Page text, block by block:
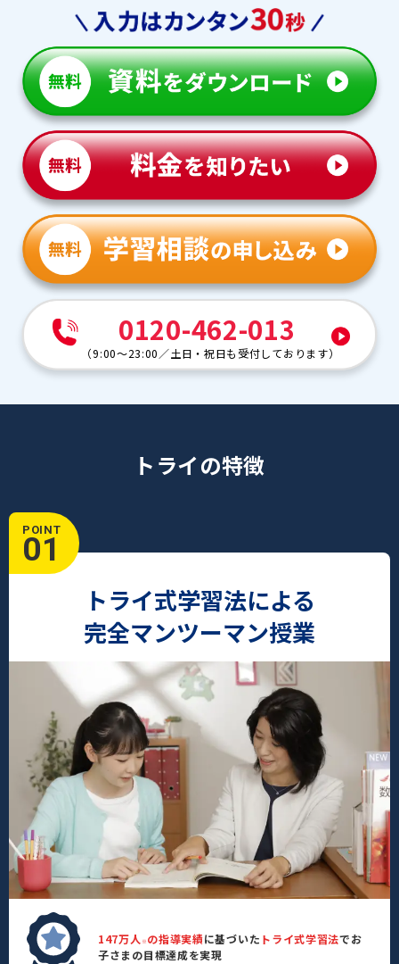
0120-462-013
（9:00～23:00 ／土日・祝日も受付しております）
トライの特徴
POINT
01
トライ式学習法による
完全マンツーマン授業
147万人 ※ の指導実績に基づいた トライ式学習法でお
子さまの目標達成を実現